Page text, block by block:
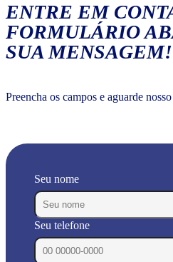
ENTRE EM
FORMULÁRIO
SUA MENSAGEM!
Preencha os campos e aguarde
Seu nome
Seu telefone